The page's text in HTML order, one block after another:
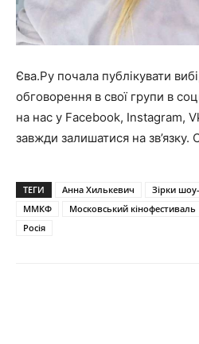
Єва.Ру почала публікувати
обговорення в свої групи в
на нас у Facebook, Instagram,
завжди залишатися на зв’язку.
ТЕГИ Анна Хилькевич Зірки
ММКФ
Московський кінофестиваль
Росія